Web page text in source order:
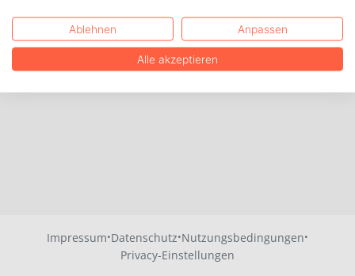
Impressum·Datenschutz·Nutzungsbedingungen·
Privacy-Einstellungen
Ablehnen Anpassen
Alle akzeptieren